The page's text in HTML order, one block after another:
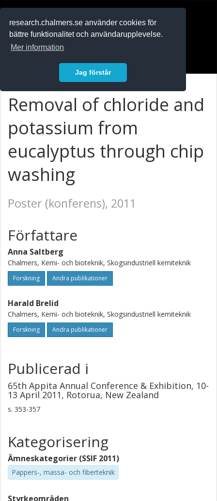
research.chalmers.se använder cookies för
bättre funktionalitet och användarupplevelse.
Mer information
Jag förstår
Removal of chloride and
potassium from
eucalyptus through chip
washing
Poster (konferens), 2011
Författare
Anna Saltberg
Chalmers, Kemi- och bioteknik, Skogsindustriell kemiteknik
Forskning Andra publikationer
Harald Brelid
Chalmers, Kemi- och bioteknik, Skogsindustriell kemiteknik
Forskning Andra publikationer
Publicerad i
65th Appita Annual Conference & Exhibition, 10-
13 April 2011, Rotorua, New Zealand
s. 353-357
Kategorisering
Ämneskategorier (SSIF 2011)
Pappers-, massa- och fiberteknik
Styrkeområden